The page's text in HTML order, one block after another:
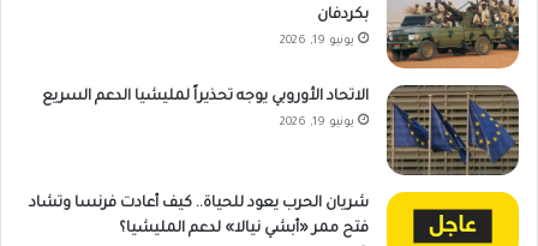
بكردفان
يونيو 19, 2026
الاتحاد الأوروبي يوجه تحذيراً لمليشيا الدعم السريع
يونيو 19, 2026
شريان الحرب يعود للحياة.. كيف أعادت فرنسا وتشاد
فتح ممر «أبشي نيالا» لدعم المليشيا؟